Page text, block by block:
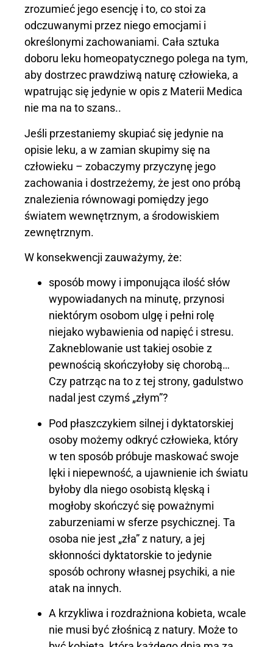
zrozumieć jego esencję i to, co stoi za
odczuwanymi przez niego emocjami i
określonymi zachowaniami. Cała sztuka
doboru leku homeopatycznego polega na tym,
aby dostrzec prawdziwą naturę człowieka, a
wpatrując się jedynie w opis z Materii Medica
nie ma na to szans..
Jeśli przestaniemy skupiać się jedynie na
opisie leku, a w zamian skupimy się na
człowieku – zobaczymy przyczynę jego
zachowania i dostrzeżemy, że jest ono próbą
znalezienia równowagi pomiędzy jego
światem wewnętrznym, a środowiskiem
zewnętrznym.
W konsekwencji zauważymy, że:
sposób mowy i imponująca ilość słów
wypowiadanych na minutę, przynosi
niektórym osobom ulgę i pełni rolę
niejako wybawienia od napięć i stresu.
Zakneblowanie ust takiej osobie z
pewnością skończyłoby się chorobą…
Czy patrząc na to z tej strony, gadulstwo
nadal jest czymś „złym”?
Pod płaszczykiem silnej i dyktatorskiej
osoby możemy odkryćczłowieka, który
w ten sposób próbuje maskować swoje
lęki i niepewność, a ujawnienie ich światu
byłoby dla niego osobistą klęską i
mogłoby skończyć się poważnymi
zaburzeniami w sferze psychicznej. Ta
osoba nie jest „zła” z natury, a jej
skłonności dyktatorskie to jedynie
sposób ochronywłasnej psychiki, a nie
atak na innych.
A krzykliwa i rozdrażniona kobieta, wcale
nie musi być złośnicą z natury. Może to